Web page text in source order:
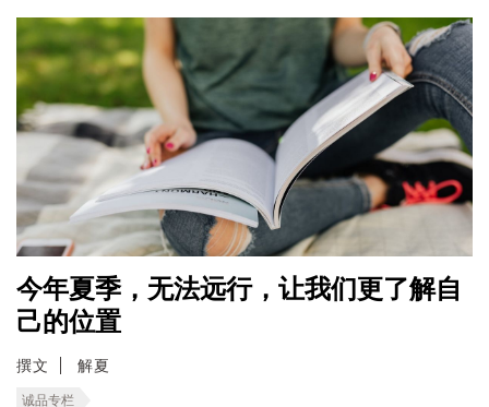
今年夏季，无法远行，让我们更了解自
己的位置
撰文 解夏
诚品专栏